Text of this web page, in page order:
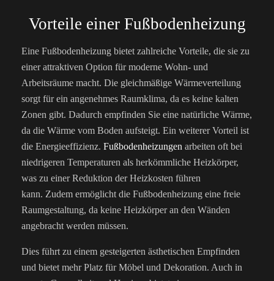
Vorteile einer Fußbodenheizung
Eine Fußbodenheizung bietet zahlreiche Vorteile, die sie zu
einer attraktiven Option für moderne Wohn- und
Arbeitsräume macht. Die gleichmäßige Wärmeverteilung
sorgt für ein angenehmes Raumklima, da es keine kalten
Zonen gibt. Dadurch empfinden Sie eine natürliche Wärme,
da die Wärme vom Boden aufsteigt. Ein weiterer Vorteil ist
die Energieeffizienz. Fußbodenheizungen arbeiten oft bei
niedrigeren Temperaturen als herkömmliche Heizkörper,
was zu einer Reduktion der Heizkosten führen
kann. Zudem ermöglicht die Fußbodenheizung eine freie
Raumgestaltung, da keine Heizkörper an den Wänden
angebracht werden müssen.
Dies führt zu einem gesteigerten ästhetischen Empfinden
und bietet mehr Platz für Möbel und Dekoration. Auch in